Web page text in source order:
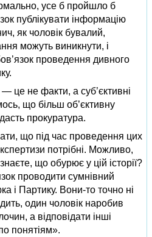
усе б пройшло б
публікувати інформацію
як чоловік бувалий,
можуть виникнути, і
проведення дивного
це не факти, а суб’єктивні
що більш об’єктивну
прокуратура.
що під час проведення цих
потрібні. Можливо,
що обурює у цій історії?
проводити сумнівний
і Партику. Вони-то точно ні
один чоловік наробив
а відповідати інші
понятіям».